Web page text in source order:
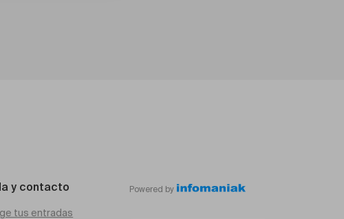
y contacto
tus entradas
Powered by